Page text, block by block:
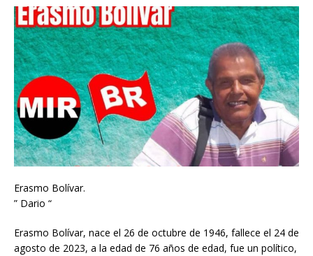
Erasmo Bolívar.
” Dario “
Erasmo Bolívar, nace el 26 de octubre de 1946, fallece el 24 de
agosto de 2023, a la edad de 76 años de edad, fue un político,